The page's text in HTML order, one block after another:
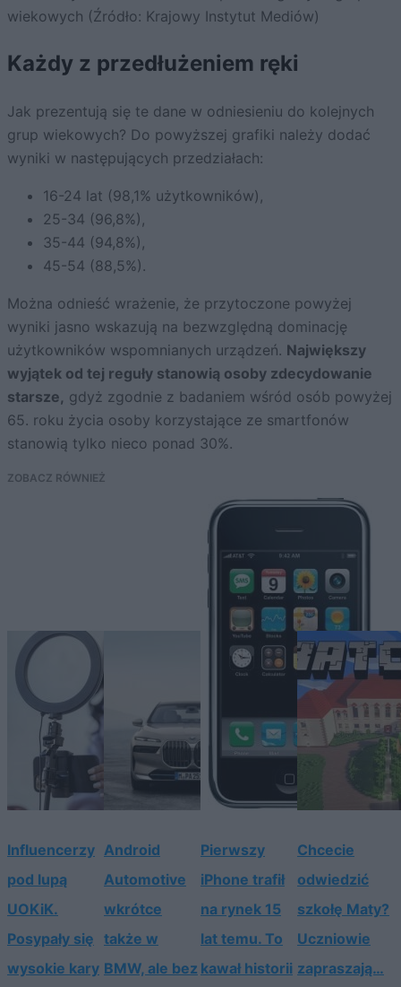
wiekowych (Źródło: Krajowy Instytut Mediów)
Każdy z przedłużeniem ręki
Jak prezentują się te dane w odniesieniu do kolejnych
grup wiekowych? Do powyższej grafiki należy dodać
wyniki w następujących przedziałach:
16-24 lat (98,1% użytkowników),
25-34 (96,8%),
35-44 (94,8%),
45-54 (88,5%).
Można odnieść wrażenie, że przytoczone powyżej
wyniki jasno wskazują na bezwzględną dominację
użytkowników wspomnianych urządzeń. Największy
wyjątek od tej reguły stanowią osoby zdecydowanie
starsze, gdyż zgodnie z badaniem wśród osób powyżej
65. roku życia osoby korzystające ze smartfonów
stanowią tylko nieco ponad 30%.
ZOBACZ RÓWNIEŻ
Influencerzy
pod lupą
UOKiK.
Posypały się
wysokie kary
Android
Automotive
wkrótce
także w
BMW, ale bez
Pierwszy
iPhone trafił
na rynek 15
lat temu. To
kawał historii
Chcecie
odwiedzić
szkołę Maty?
Uczniowie
zapraszają…